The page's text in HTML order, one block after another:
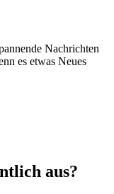
Nachrichten
es etwas Neues
aus?